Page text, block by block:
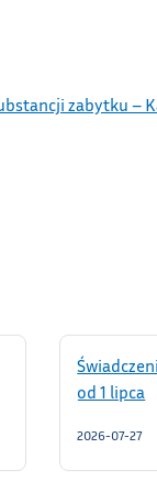
zabytku –
od 1 lipca
2026-07-27